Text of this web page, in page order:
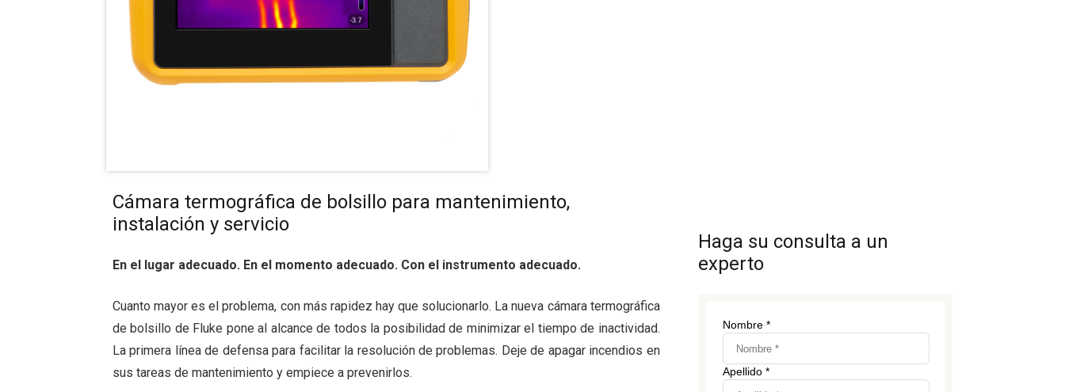
Cámara termográfica de bolsillo para mantenimiento,
instalación y servicio
En el lugar adecuado. En el momento adecuado. Con el instrumento adecuado.
Cuanto mayor es el problema, con más rapidez hay que solucionarlo. La nueva cámara termográfica
de bolsillo de Fluke pone al alcance de todos la posibilidad de minimizar el tiempo de inactividad.
La primera línea de defensa para facilitar la resolución de problemas. Deje de apagar incendios en
sus tareas de mantenimiento y empiece a prevenirlos.
Haga su consulta a un
experto